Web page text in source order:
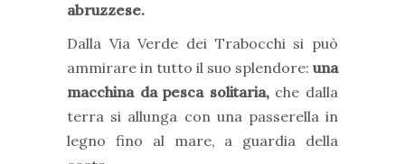
abruzzese.
Dalla Via Verde dei Trabocchi si può
ammirare in tutto il suo splendore: una
macchina da pesca solitaria,che dalla
terra si allunga con una passerella in
legno fino al mare, a guardia della